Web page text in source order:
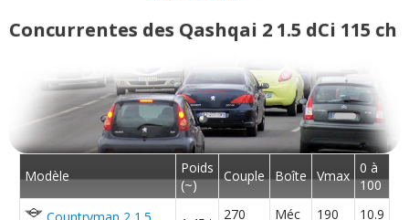
Concurrentes des Qashqai 2 1.5 dCi 115 ch
Modèle
Poids
(~)
Couple Boîte Vmax 0 à
100
270 Méc 190 10.9